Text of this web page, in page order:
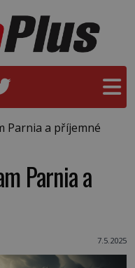
Parnia a příjemné
Parnia a
7.5.2025